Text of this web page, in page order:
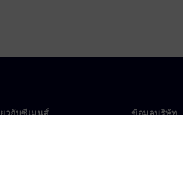
ยวกับซีเมนส์ ข้อมูลบริษัท